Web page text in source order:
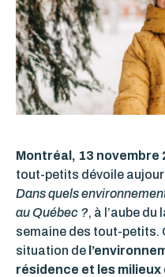
Montréal, 13 novembre
tout-petits dévoile
Dans quels
au Québec ?, à l’aube
semaine des tout-petits.
situation de
résidence et les milieux